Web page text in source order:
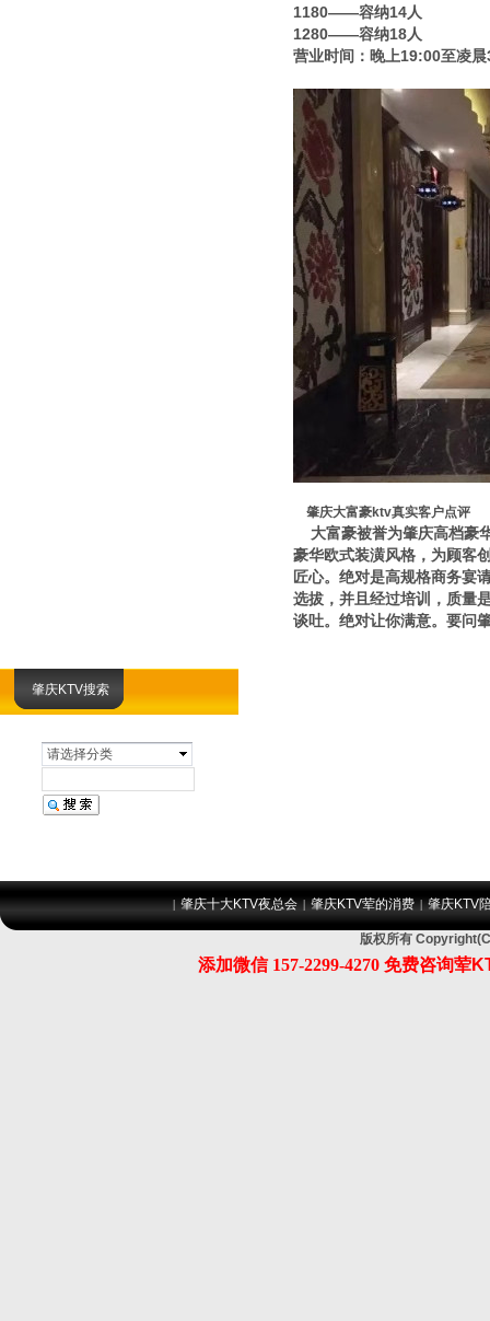
肇庆KTV搜索
请选择分类
1180——容纳14人
1280——容纳18人
营业时间：晚上19:00至凌
肇庆大富豪ktv真实客户点评
大富豪被誉为肇庆高档豪
豪华欧式装潢风格，为顾客
匠心。绝对是高规格商务宴
选拔，并且经过培训，质量
谈吐。绝对让你满意。要问
|肇庆十大KTV夜总会 |肇庆KTV荤的消费 |肇庆KTV
版权所有
添加微信 157-2299-4270免费咨询荤